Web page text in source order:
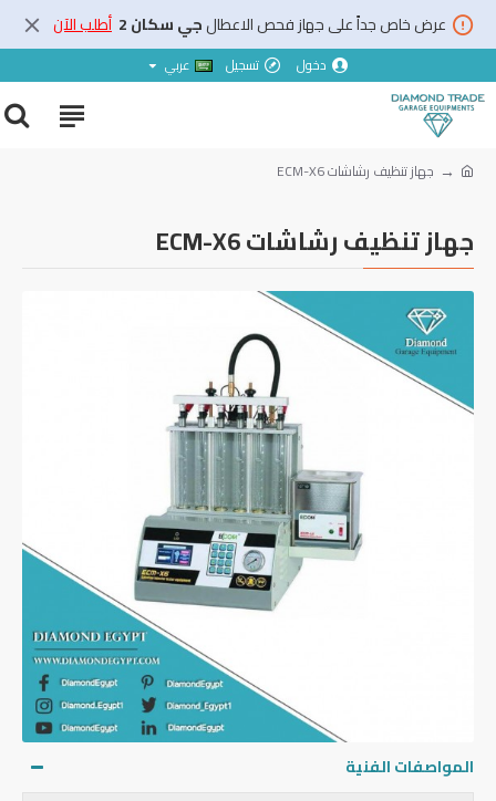
عرض خاص جداً على جهاز فحص الاعطالجي سكان 2 أطلب الآن
دخول تسجيل عربي
جهاز تنظيف رشاشات ECM-X6
جهاز تنظيف رشاشات ECM-X6
المواصفات الفنية